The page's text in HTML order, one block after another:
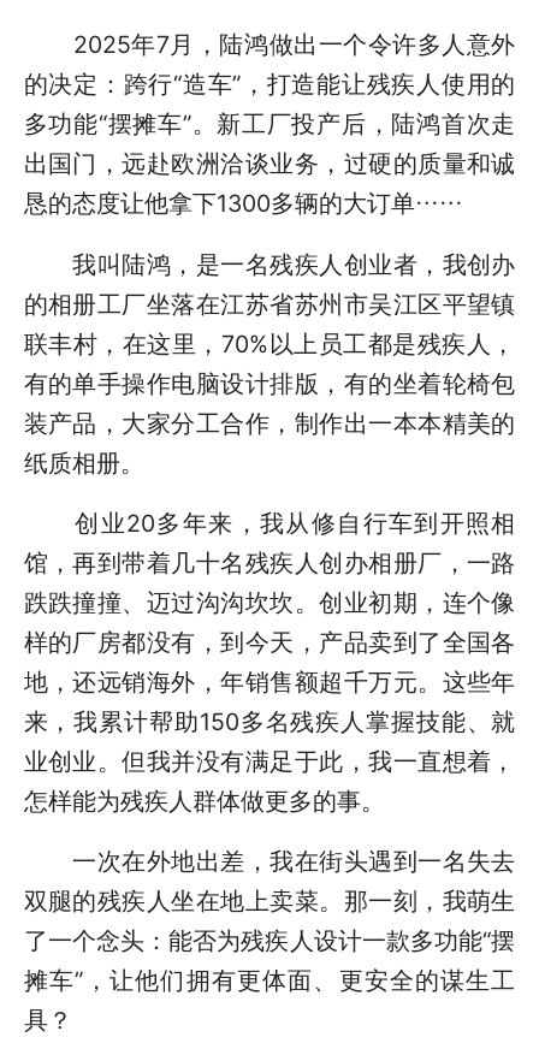
2025年7月，陆鸿做出一个令许多人意外
的决定：跨行“造车”，打造能让残疾人使用的
多功能“摆摊车”。新工厂投产后，陆鸿首次走
出国门，远赴欧洲洽谈业务，过硬的质量和诚
恳的态度让他拿下1300多辆的大订单……
我叫陆鸿，是一名残疾人创业者，我创办
的相册工厂坐落在江苏省苏州市吴江区平望镇
联丰村，在这里，70%以上员工都是残疾人，
有的单手操作电脑设计排版，有的坐着轮椅包
装产品，大家分工合作，制作出一本本精美的
纸质相册。
创业20多年来，我从修自行车到开照相
馆，再到带着几十名残疾人创办相册厂，一路
跌跌撞撞、迈过沟沟坎坎。创业初期，连个像
样的厂房都没有，到今天，产品卖到了全国各
地，还远销海外，年销售额超千万元。这些年
来，我累计帮助150多名残疾人掌握技能、就
业创业。但我并没有满足于此，我一直想着，
怎样能为残疾人群体做更多的事。
一次在外地出差，我在街头遇到一名失去
双腿的残疾人坐在地上卖菜。那一刻，我萌生
了一个念头：能否为残疾人设计一款多功能“摆
摊车”，让他们拥有更体面、更安全的谋生工
具？